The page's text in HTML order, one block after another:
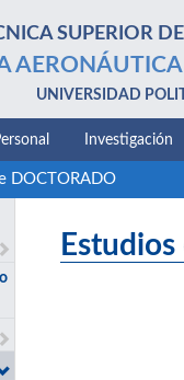
SUPERIOR DE
UNIVERSIDAD
Investigación
DOCTORADO